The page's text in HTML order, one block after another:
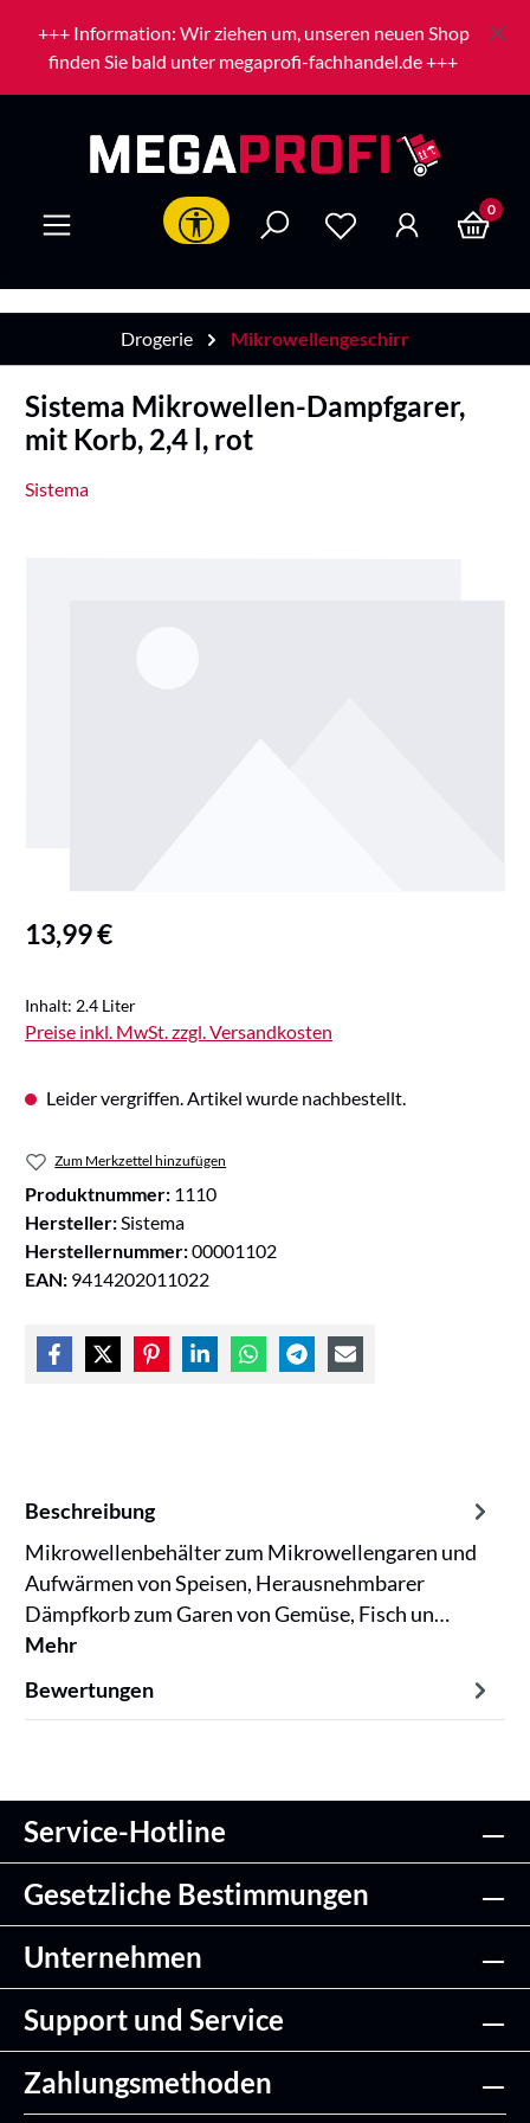
Zum Hauptinhalt springen
+++ Information: Wir ziehen um, unseren neuen Shop
finden Sie bald unter megaprofi-fachhandel.de +++
Werkzeugleiste anzeigen 0
Drogerie Mikrowellengeschirr
Sistema Mikrowellen-Dampfgarer,
mit Korb, 2,4 l, rot
Sistema
Regulärer Preis:
13,99 €
Inhalt: 2.4 Liter
Preise inkl. MwSt. zzgl. Versandkosten
Leider vergriffen. Artikel wurde nachbestellt.
Zum Merkzettel hinzufügen
Produktnummer: 1110
Hersteller:Sistema
Herstellernummer:00001102
EAN: 9414202011022
Beschreibung
Mikrowellenbehälter zum Mikrowellengaren und
Aufwärmen von Speisen, Herausnehmbarer
Dämpfkorb zum Garen von Gemüse, Fisch un…
Mehr
Bewertungen
Service-Hotline
Gesetzliche Bestimmungen
Unternehmen
Support und Service
Zahlungsmethoden